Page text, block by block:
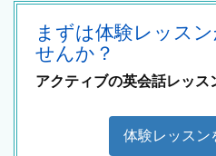
まずは体験レッス
せんか？
アクティブの英会話レッス
体験レッスン